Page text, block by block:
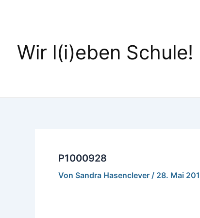
Wir l(i)eben Schule!
P1000928
Von Sandra Hasenclever / 28. Mai